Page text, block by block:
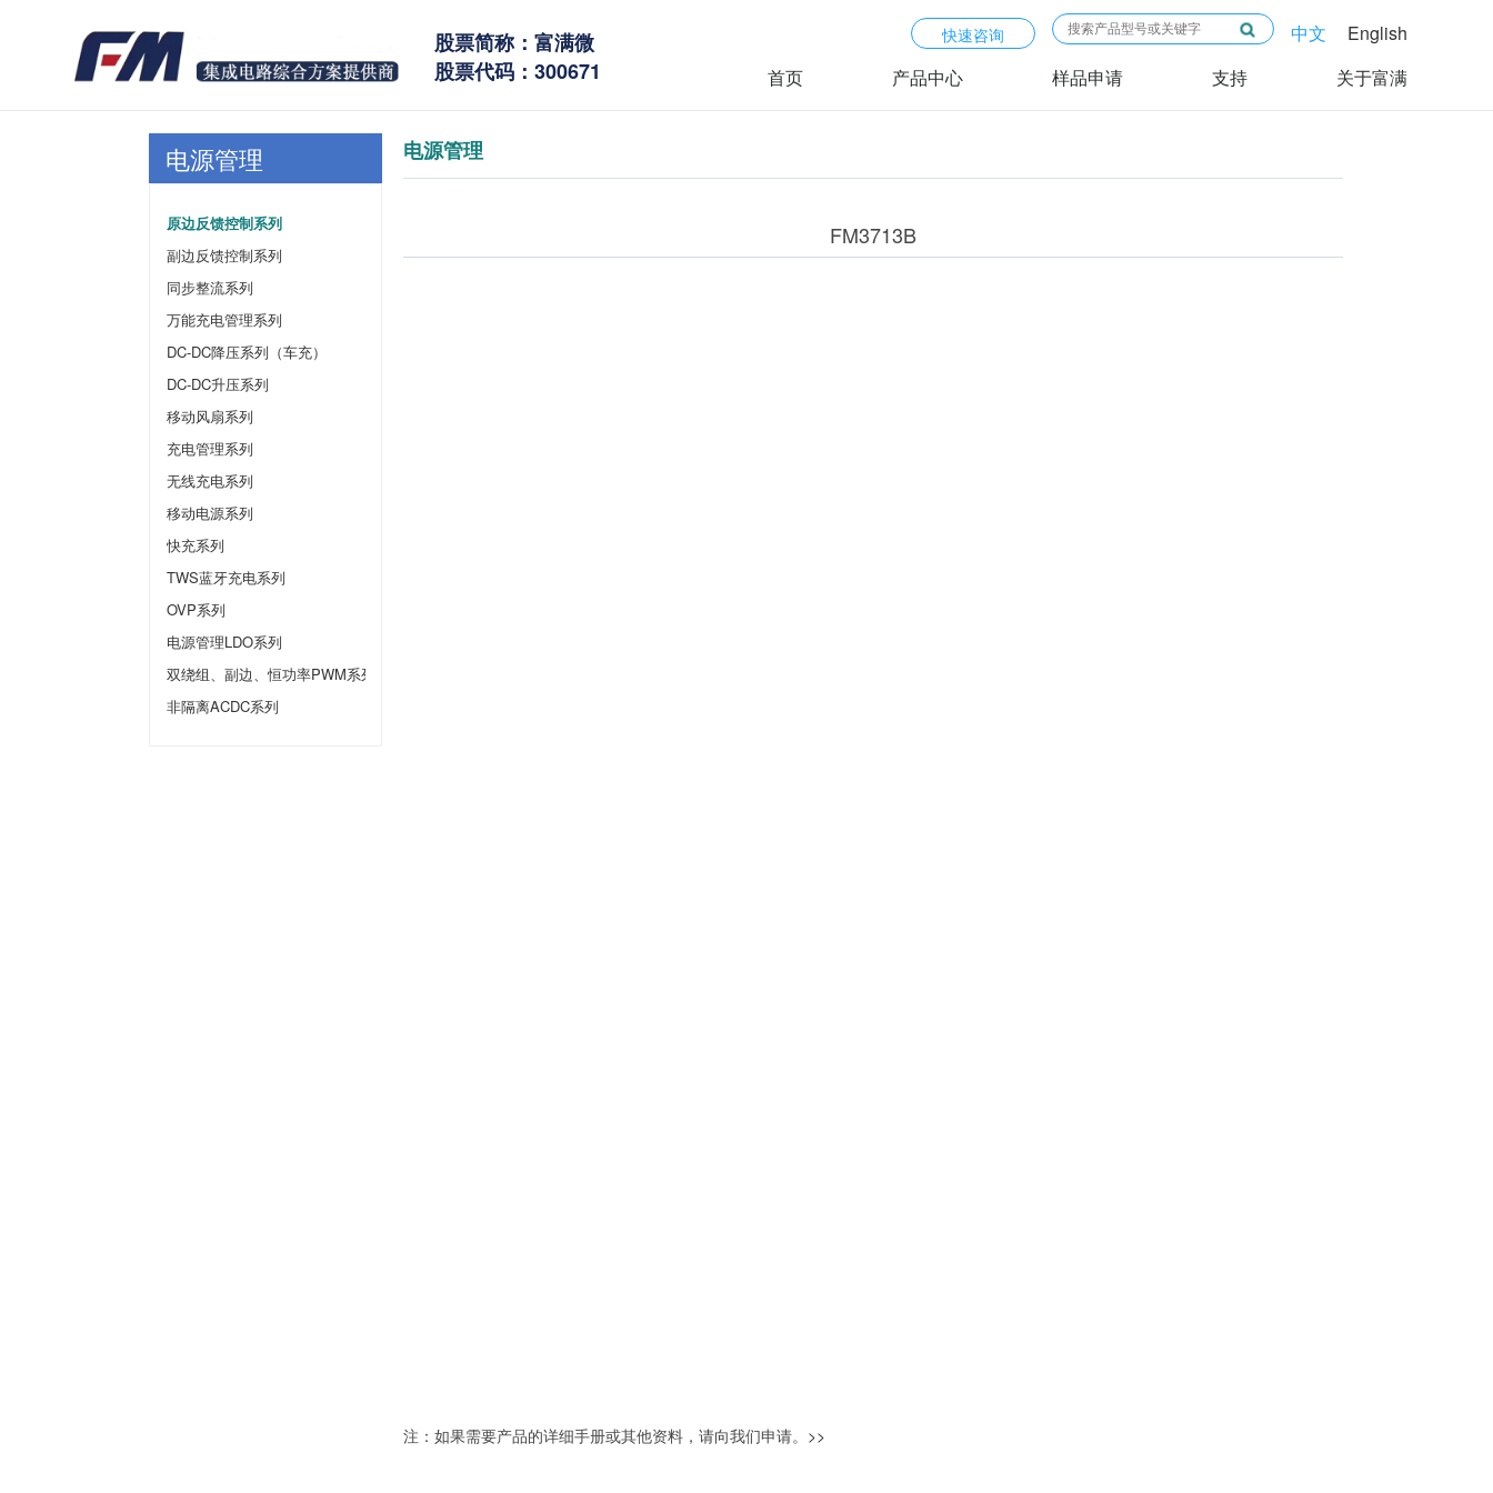
股票简称：富满微
股票代码：300671
快速咨询 中文
English
首页
产品中心 样品申请 支持 关于富满
电源管理
原边反馈控制系列
副边反馈控制系列
同步整流系列
万能充电管理系列
DC-DC降压系列（车充）
DC-DC升压系列
移动风扇系列
充电管理系列
无线充电系列
移动电源系列
快充系列
TWS蓝牙充电系列
OVP系列
电源管理LDO系列
双绕组、副边、恒功率PWM系列
非隔离ACDC系列
电源管理
FM3713B
注：如果需要产品的详细手册或其他资料，请向我们申请。 >>